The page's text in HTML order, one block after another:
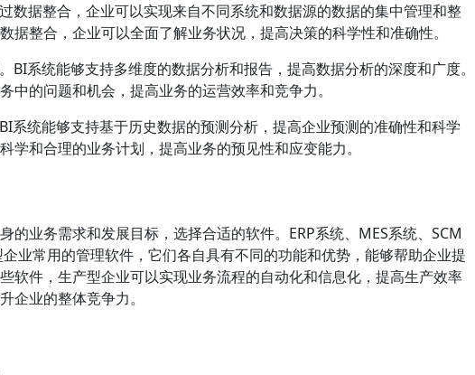
数据整合，企业可以实现来自不同系统和数据源的数据的集中管理和整
据整合，企业可以全面了解业务状况，提高决策的科学性和准确性。
BI系统能够支持多维度的数据分析和报告，提高数据分析的深度和广度。
中的问题和机会，提高业务的运营效率和竞争力。
系统能够支持基于历史数据的预测分析，提高企业预测的准确性和科学
学和合理的业务计划，提高业务的预见性和应变能力。
的业务需求和发展目标，选择合适的软件。ERP系统、MES系统、SCM
业常用的管理软件，它们各自具有不同的功能和优势，能够帮助企业提
软件，生产型企业可以实现业务流程的自动化和信息化，提高生产效率
企业的整体竞争力。